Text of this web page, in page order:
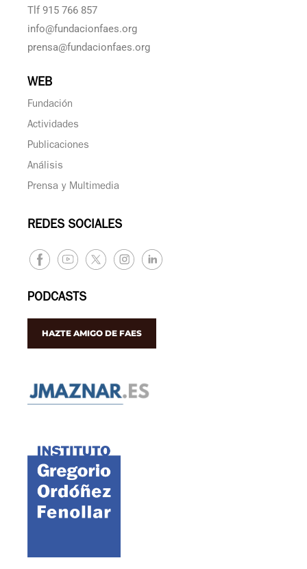
Tlf 915 766 857
info@fundacionfaes.org
prensa@fundacionfaes.org
WEB
Fundación
Actividades
Publicaciones
Análisis
Prensa y Multimedia
REDES SOCIALES
PODCASTS
HAZTE AMIGO DE FAES